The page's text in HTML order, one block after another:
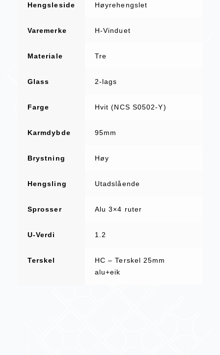
Hengsleside Høyrehengslet
Varemerke H-Vinduet
Materiale Tre
Glass 2-lags
Farge Hvit (NCS S0502-Y)
Karmdybde 95mm
Brystning Høy
Hengsling Utadslående
Sprosser Alu 3×4 ruter
U-Verdi 1.2
Terskel
HC – Terskel 25mm
alu+eik